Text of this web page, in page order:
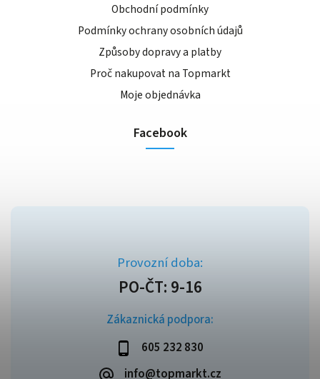
Zákaznická podpora:
605 232 830
info@topmarkt.cz
Obchodní podmínky
Podmínky ochrany osobních údajů
Způsoby dopravy a platby
Proč nakupovat na Topmarkt
Moje objednávka
Facebook